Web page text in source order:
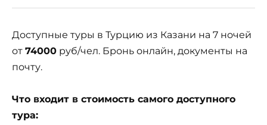
Доступные туры в Турцию из Казани на 7 ночей
от 74000 руб/чел. Бронь онлайн, документы на
почту.
Что входит в стоимость самого доступного
тура: